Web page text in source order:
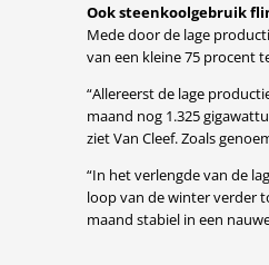
Ook steenkoolgebruik
Mede door de lage
van een kleine 75 procent
“Allereerst de lage
maand nog 1.325
ziet Van Cleef. Zoals
“In het verlengde van de
loop van de winter verder
maand stabiel in een